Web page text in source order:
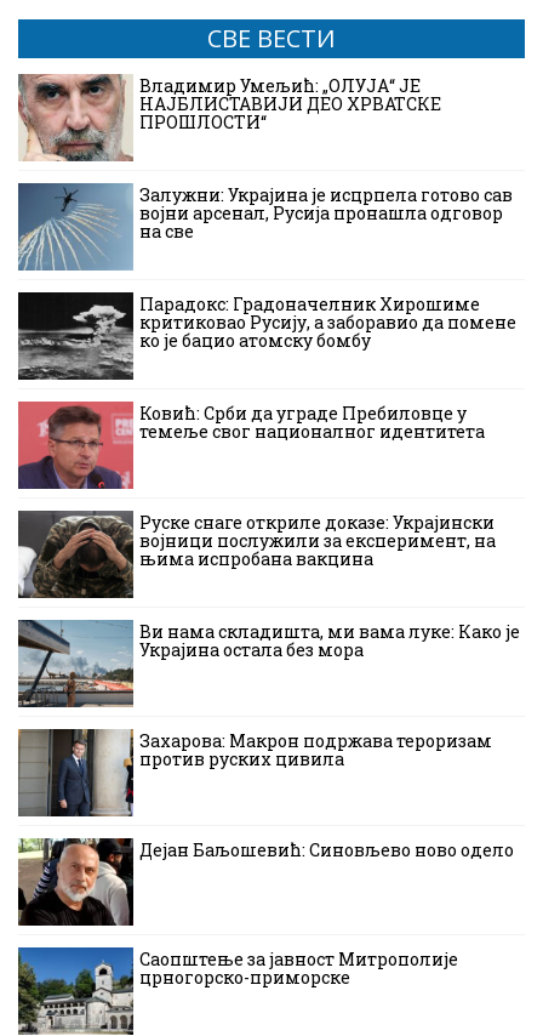
СВЕ ВЕСТИ
Владимир Умељић: „ОЛУЈА“ ЈЕ
НАЈБЛИСТАВИЈИ ДЕО ХРВАТСКЕ
ПРОШЛОСТИ“
Залужни: Украјина је исцрпела готово сав
војни арсенал, Русија пронашла одговор
на све
Парадокс: Градоначелник Хирошиме
критиковао Русију, а заборавио да помене
ко је бацио атомску бомбу
Ковић: Срби да уграде Пребиловце у
темеље свог националног идентитета
Руске снаге откриле доказе: Украјински
војници послужили за експеримент, на
њима испробана вакцина
Ви нама складишта, ми вама луке: Како је
Украјина остала без мора
Захарова: Макрон подржава тероризам
против руских цивила
Дејан Баљошевић: Синовљево ново одело
Саопштење за јавност Митрополије
црногорско-приморске